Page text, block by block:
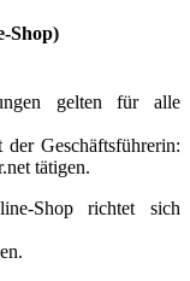
Shop)
gelten für alle
Geschäftsführerin:
tätigen.
Shop richtet sich